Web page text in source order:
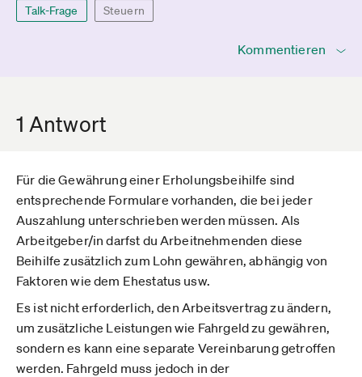
Talk-Frage Steuern
Kommentieren
1 Antwort
Für die Gewährung einer Erholungsbeihilfe sind
entsprechende Formulare vorhanden, die bei jeder
Auszahlung unterschrieben werden müssen. Als
Arbeitgeber/in darfst du Arbeitnehmenden diese
Beihilfe zusätzlich zum Lohn gewähren, abhängig von
Faktoren wie dem Ehestatus usw.
Es ist nicht erforderlich, den Arbeitsvertrag zu ändern,
um zusätzliche Leistungen wie Fahrgeld zu gewähren,
sondern es kann eine separate Vereinbarung getroffen
werden. Fahrgeld muss jedoch in der